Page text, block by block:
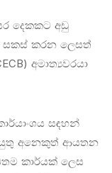
දෙකකට අඩු
සකස් කරන ලෙසත්
අමාත්‍යවරයා
සඳහන්
යුතු අනෙකුත් ආයතන
කාර්යක් ලෙස